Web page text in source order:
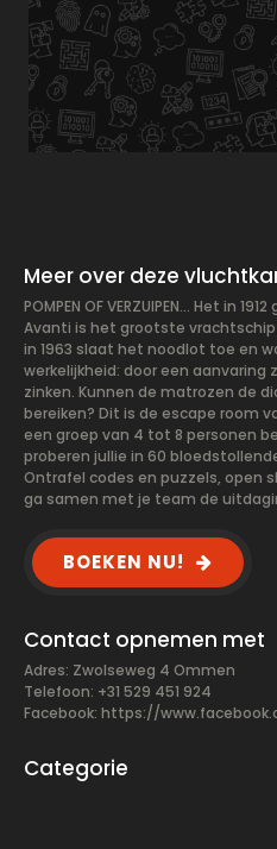
Meer over deze
POMPEN OF VERZUIPEN... Het in
Avanti is het grootste vrachtschip
in 1963 slaat het noodlot toe en
werkelijkheid: door een aanvaring
zinken. Kunnen de matrozen de
bereiken? Dit is de escape room
een groep van 4 tot 8 personen
proberen jullie in 60
Ontrafel codes en puzzels, open
ga samen met je team de
BOEKEN NU!
Contact opnemen met
Adres: Zwolseweg 4 Ommen
Telefoon: +31 529 451 924
Facebook: https://
Categorie